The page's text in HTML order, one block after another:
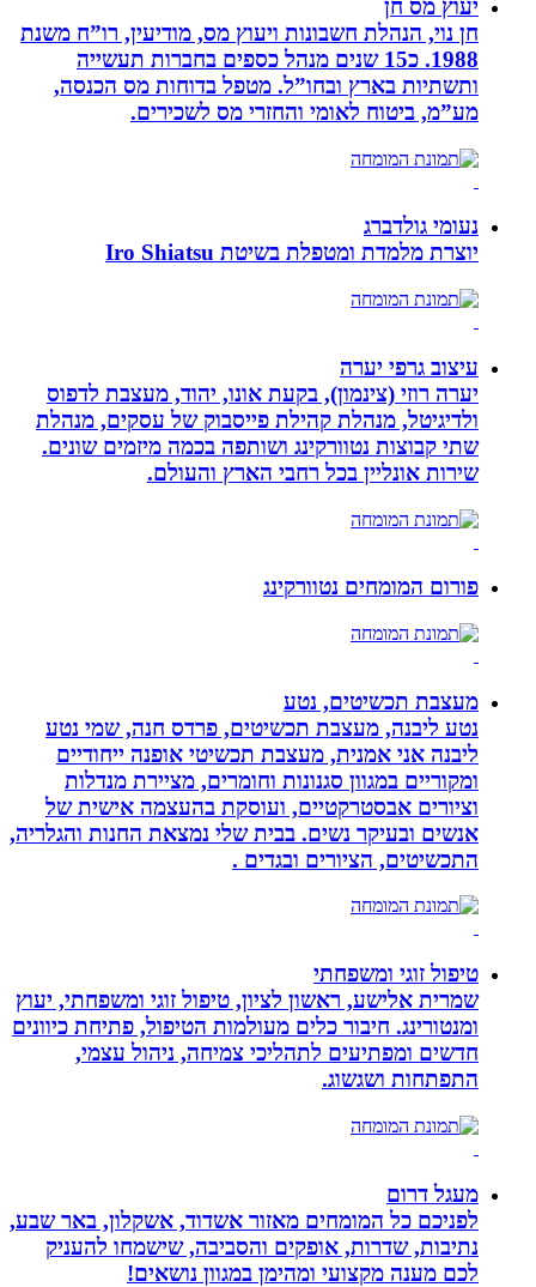
יעוץ מס חן
חן נוי, הנהלת חשבונות ויעוץ מס, מודיעין, רו”ח משנת
1988. כ15 שנים מנהל כספים בחברות תעשייה
ותשתיות בארץ ובחו”ל. מטפל בדוחות מס הכנסה,
מע”מ, ביטוח לאומי והחזרי מס לשכירים.
נעומי גולדברג
יוצרת מלמדת ומטפלת בשיטת Iro Shiatsu
עיצוב גרפי יערה
יערה רוזי (צינמון), בקעת אונו, יהוד, מעצבת לדפוס
ולדיגיטל, מנהלת קהילת פייסבוק של עסקים, מנהלת
שתי קבוצות נטוורקינג ושותפה בכמה מיזמים שונים.
שירות אונליין בכל רחבי הארץ והעולם.
פורום המומחים נטוורקינג
מעצבת תכשיטים, נטע
נטע ליבנה, מעצבת תכשיטים, פרדס חנה, שמי נטע
ליבנה אני אמנית, מעצבת תכשיטי אופנה ייחודיים
ומקוריים במגוון סגנונות וחומרים, מציירת מנדלות
וציורים אבסטרקטיים, ועוסקת בהעצמה אישית של
אנשים ובעיקר נשים. בבית שלי נמצאת החנות והגלריה,
התכשיטים, הציורים ובגדים .
טיפול זוגי ומשפחתי
שמרית אלישע, ראשון לציון, טיפול זוגי ומשפחתי, יעוץ
ומנטורינג. חיבור כלים מעולמות הטיפול, פתיחת כיוונים
חדשים ומפתיעים לתהליכי צמיחה, ניהול עצמי,
התפתחות ושגשוג.
מעגל דרום
לפניכם כל המומחים מאזור אשדוד, אשקלון, באר שבע,
נתיבות, שדרות, אופקים והסביבה, שישמחו להעניק
לכם מענה מקצועי ומהימן במגוון נושאים!